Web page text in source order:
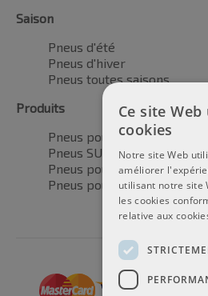
Saison
Pneus d'été
Pneus d'hiver
Pneus toutes saisons
Produits
Pneus pour voitures
Pneus SUV / 4x4
Pneus pour camionnettes
Pneus pour motos
Ce site
cookies
Notre site Web
améliorer
utilisant notre site
les cookies
relative aux